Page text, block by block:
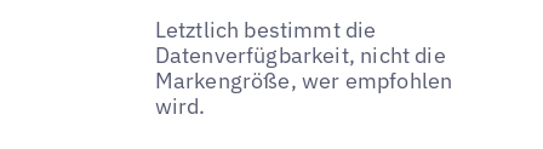
Letztlich bestimmt die
Datenverfügbarkeit, nicht die
Markengröße, wer empfohlen
wird.